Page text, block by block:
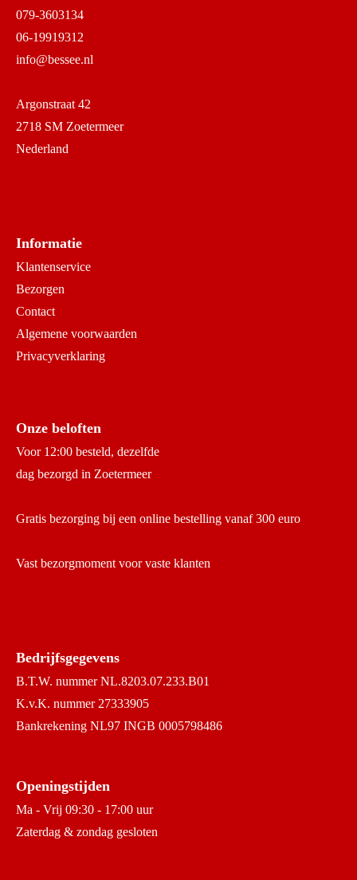
079-3603134
06-19919312
info@bessee.nl
Argonstraat 42
2718 SM Zoetermeer
Nederland
Informatie
Klantenservice
Bezorgen
Contact
Algemene voorwaarden
Privacyverklaring
Onze beloften
Voor 12:00 besteld, dezelfde
dag bezorgd in Zoetermeer
Gratis bezorging bij een online bestelling vanaf 300 euro
Vast bezorgmoment voor vaste klanten
Bedrijfsgegevens
B.T.W. nummer NL.8203.07.233.B01
K.v.K. nummer 27333905
Bankrekening NL97 INGB 0005798486
Openingstijden
Ma - Vrij 09:30 - 17:00 uur
Zaterdag & zondag gesloten